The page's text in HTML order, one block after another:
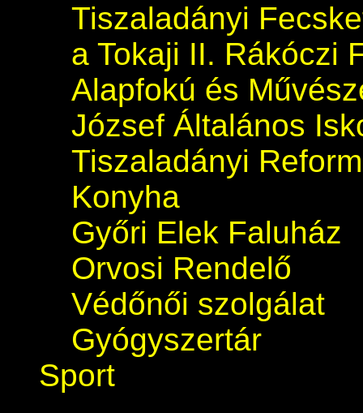
Tiszaladányi
a Tokaji II. Rákóczi
Alapfokú és
József Általános
Tiszaladányi
Konyha
Győri Elek Faluház
Orvosi Rendelő
Védőnői szolgálat
Gyógyszertár
Sport